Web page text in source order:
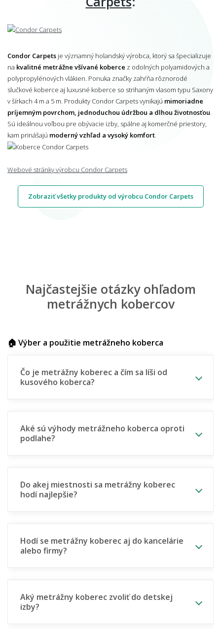
Condor Carpets je významný holandský výrobca, ktorý sa špecializuje
na kvalitné metrážne všívané koberce z odolných polyamidových a
polypropylénových vlákien. Ponuka značky zahŕňa rôznorodé
slučkové koberce aj luxusné koberce so strihaným vlasom typu Saxony
v šírkach 4 m a 5 m. Produkty Condor Carpets vynikajú mimoriadne
príjemným povrchom, jednoduchou údržbou a dlhou životnosťou.
Sú ideálnou voľbou pre obývacie izby, spálne aj komerčné priestory,
kam prinášajú moderný vzhľad a vysoký komfort.
Webové stránky výrobcu Condor Carpets
Zobraziť všetky produkty od výrobcu Condor Carpets
Najčastejšie otázky ohľadom
metrážnych kobercov
🏠 Výber a použitie metrážneho koberca
Čo je metrážny koberec a čím sa líši od
kusového koberca?
Aké sú výhody metrážneho koberca oproti
podlahe?
Do akej miestnosti sa metrážny koberec
hodí najlepšie?
Hodí se metrážny koberec aj do kancelárie
alebo firmy?
Aký metrážny koberec zvoliť do detskej
izby?